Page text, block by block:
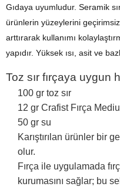
Gıdaya uyumludur. Seramik
ürünlerin yüzeylerini
arttırarak kullanımı
yapıdır. Yüksek ısı, asit ve
Toz sır fırçaya uygun
100 gr toz sır
12 gr Crafist Fırça
50 gr su
Karıştırılan ürünler bir
olur.
Fırça ile uygulamada
kurumasını sağlar; bu